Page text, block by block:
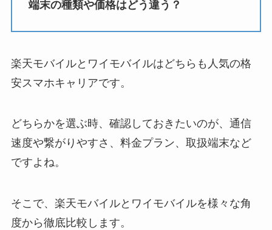
端末の種類や価格はどう違う？
楽天モバイルとワイモバイルはどちらも人気の格
安スマホキャリアです。
どちらかを選ぶ時、確認しておきたいのが、通信
速度や繋がりやすさ、料金プラン、取扱端末など
ですよね。
そこで、楽天モバイルとワイモバイルを様々な角
度から徹底比較します。